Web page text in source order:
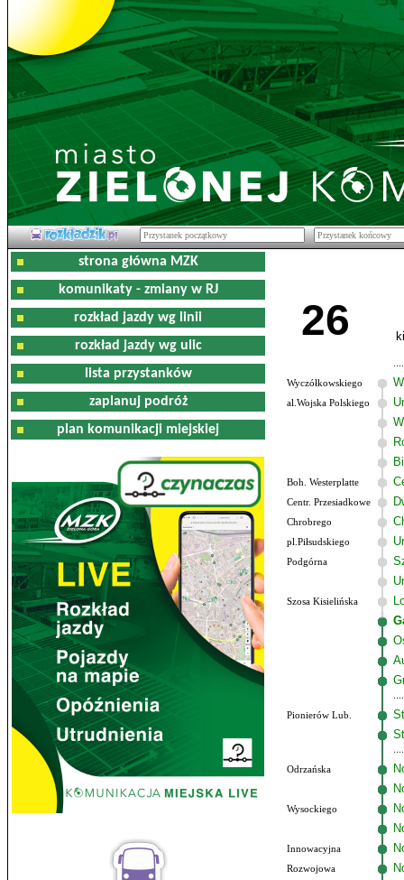
strona główna MZK
komunikaty - zmiany w RJ
rozkład jazdy wg linii
rozkład jazdy wg ulic
lista przystanków
zaplanuj podróż
plan komunikacji miejskiej
26
Wyczółkowskiego
al.Wojska Polskiego
Boh. Westerplatte
Centr. Przesiadkowe
Chrobrego
pl.Piłsudskiego
Podgórna
Szosa Kisielińska
Pionierów Lub.
Odrzańska
Wysockiego
Innowacyjna
Rozwojowa